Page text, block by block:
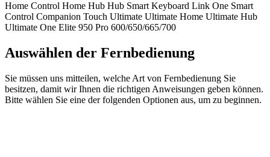
Home Control Home Hub Hub Smart Keyboard Link One Smart
Control Companion Touch Ultimate Ultimate Home Ultimate Hub
Ultimate One Elite 950 Pro 600/650/665/700
Auswählen der Fernbedienung
Sie müssen uns mitteilen, welche Art von Fernbedienung Sie
besitzen, damit wir Ihnen die richtigen Anweisungen geben können.
Bitte wählen Sie eine der folgenden Optionen aus, um zu beginnen.